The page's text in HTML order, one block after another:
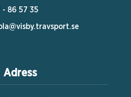
86 57 35
Adress